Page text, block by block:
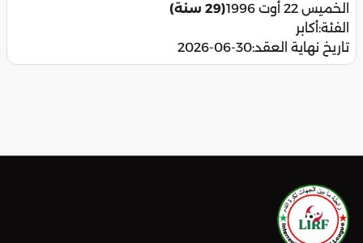
الخميس 22 أوت 1996
(29 سنة)
الفئة:أكابر
تاريخ نهاية العقد:2026-06-30